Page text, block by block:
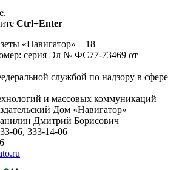
Ctrl+Enter
«Навигатор» 18+
серия Эл № ФС77-73469 от
службой по надзору в сфере
и массовых коммуникаций
Дом «Навигатор»
Дмитрий Борисович
06, 333-14-06